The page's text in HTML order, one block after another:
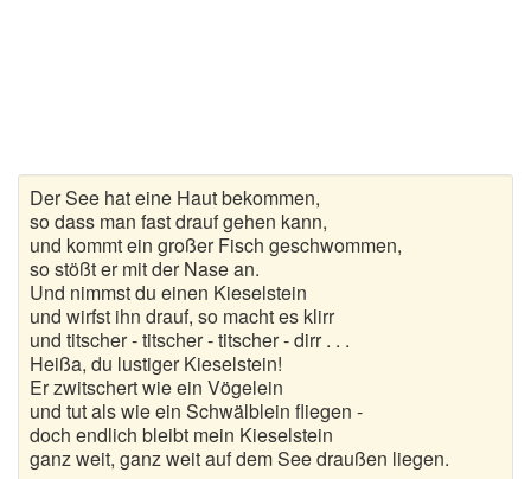
Hochzeitsgedichte
Kindergedichte
Kurze Gedichte
Liebesgedichte
Lustige Gedichte
Muttertagsgedichte
Der See hat eine Haut bekommen,
so dass man fast drauf gehen kann,
und kommt ein großer Fisch geschwommen,
so stößt er mit der Nase an.
Und nimmst du einen Kieselstein
und wirfst ihn drauf, so macht es klirr
und titscher - titscher - titscher - dirr . . .
Heißa, du lustiger Kieselstein!
Er zwitschert wie ein Vögelein
und tut als wie ein Schwälblein fliegen -
doch endlich bleibt mein Kieselstein
ganz weit, ganz weit auf dem See draußen liegen.